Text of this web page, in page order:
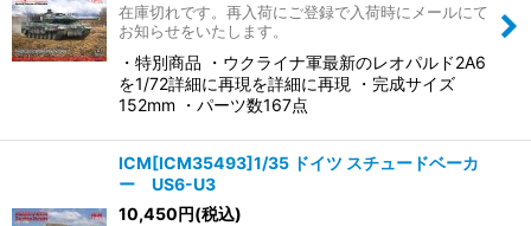
在庫切れです。再入荷にご登録で入荷時にメールにて
お知らせをいたします。
・特別商品 ・ウクライナ軍最新のレオパルド2A6
を1/72詳細に再現を詳細に再現 ・完成サイズ
152mm ・パーツ数167点
ICM[ICM35493]1/35 ドイツ スチュードベーカ
ー US6-U3
10,450円(税込)